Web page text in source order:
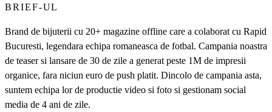
BRIEF-UL
Brand de bijuterii cu 20+ magazine offline care a colaborat cu Rapid
Bucuresti, legendara echipa romaneasca de fotbal. Campania noastra
de teaser si lansare de 30 de zile a generat peste 1M de impresii
organice, fara niciun euro de push platit. Dincolo de campania asta,
suntem echipa lor de productie video si foto si gestionam social
media de 4 ani de zile.